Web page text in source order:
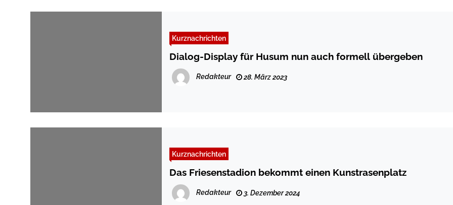
Kurznachrichten
Dialog-Display für Husum nun auch formell übergeben
Redakteur 28. März 2023
Kurznachrichten
Das Friesenstadion bekommt einen Kunstrasenplatz
Redakteur 3. Dezember 2024